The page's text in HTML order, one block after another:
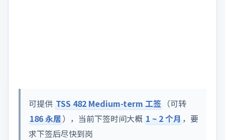
可提供 TSS 482 Medium-term 工签 （可转
186 永居），当前下签时间大概 1 ~ 2 个月 ，要
求下签后尽快到岗